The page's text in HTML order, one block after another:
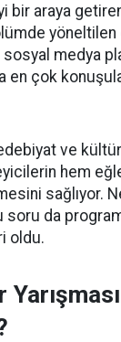
bir araya
sosyal medya
en çok
ve kültür
hem
sağlıyor.
soru da
oldu.